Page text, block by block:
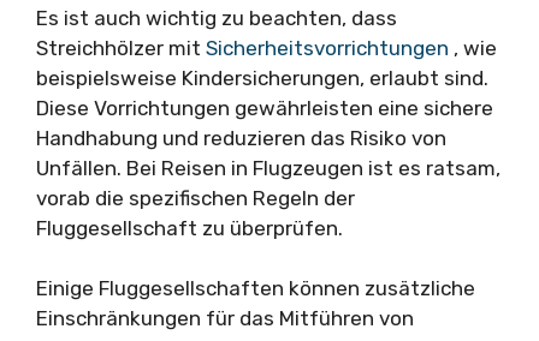
Es ist auch wichtig zu beachten, dass
Streichhölzer mit Sicherheitsvorrichtungen , wie
beispielsweise Kindersicherungen, erlaubt sind.
Diese Vorrichtungen gewährleisten eine sichere
Handhabung und reduzieren das Risiko von
Unfällen. Bei Reisen in Flugzeugen ist es ratsam,
vorab die spezifischen Regeln der
Fluggesellschaft zu überprüfen.
Einige Fluggesellschaften können zusätzliche
Einschränkungen für das Mitführen von